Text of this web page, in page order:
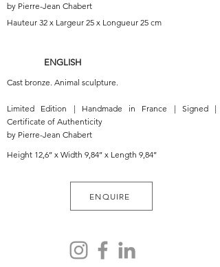
by Pierre-Jean Chabert
Hauteur 32 x Largeur 25 x Longueur 25 cm
ENGLISH
Cast bronze. Animal sculpture.
Limited Edition | Handmade in France | Signed |
Certificate of Authenticity
by Pierre-Jean Chabert
Height 12,6’’ x Width 9,84’’ x Length 9,84’’
ENQUIRE